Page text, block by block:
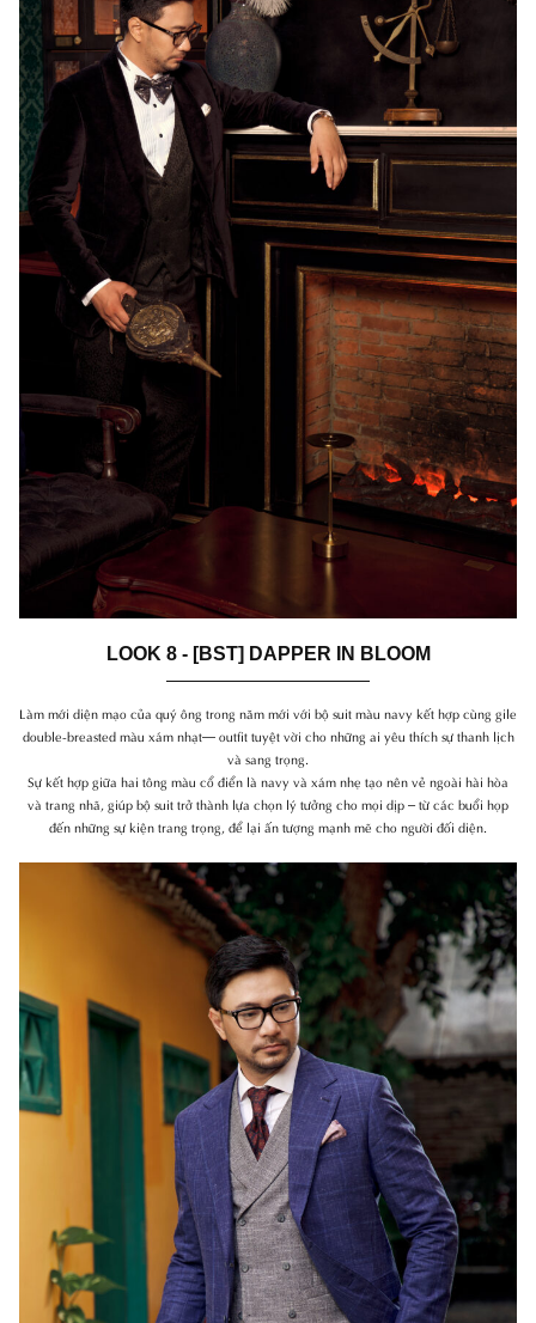
LOOK 8 - [BST] DAPPER IN BLOOM
Làm mới diện mạo của quý ông trong năm mới với bộ suit màu navy kết hợp cùng gile
double-breasted màu xám nhạt— outfit tuyệt vời cho những ai yêu thích sự thanh lịch
và sang trọng.
Sự kết hợp giữa hai tông màu cổ điển là navy và xám nhẹ tạo nên vẻ ngoài hài hòa
và trang nhã, giúp bộ suit trở thành lựa chọn lý tưởng cho mọi dịp – từ các buổi họp
đến những sự kiện trang trọng, để lại ấn tượng mạnh mẽ cho người đối diện.